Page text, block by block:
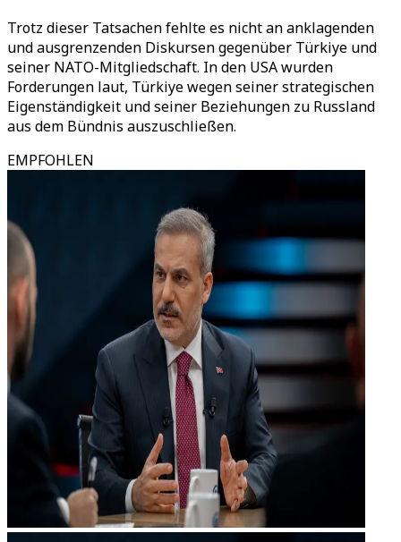
Trotz dieser Tatsachen fehlte es nicht an anklagenden
und ausgrenzenden Diskursen gegenüber Türkiye und
seiner NATO-Mitgliedschaft. In den USA wurden
Forderungen laut, Türkiye wegen seiner strategischen
Eigenständigkeit und seiner Beziehungen zu Russland
aus dem Bündnis auszuschließen.
EMPFOHLEN